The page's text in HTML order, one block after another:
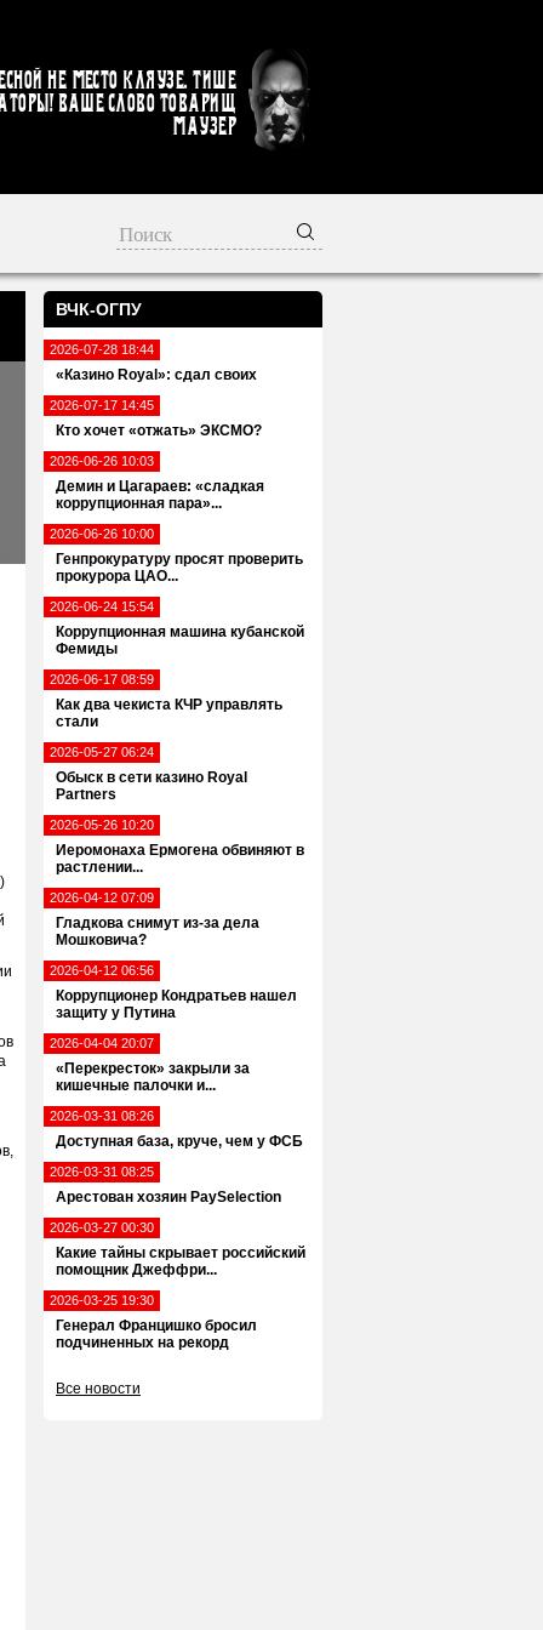
не место кляузе. Тише
Ваше слово товарищ
Маузер
ВЧК-ОГПУ
2026-07-28 18:44
«Казино Royal»: сдал своих
2026-07-17 14:45
Кто хочет «отжать» ЭКСМО?
2026-06-26 10:03
Демин и Цагараев: «сладкая
коррупционная пара»...
2026-06-26 10:00
Генпрокуратуру просят проверить
прокурора ЦАО...
2026-06-24 15:54
Коррупционная машина кубанской
Фемиды
2026-06-17 08:59
Как два чекиста КЧР управлять
стали
2026-05-27 06:24
Обыск в сети казино Royal
Partners
2026-05-26 10:20
Иеромонаха Ермогена обвиняют в
растлении...
2026-04-12 07:09
Гладкова снимут из-за дела
Мошковича?
2026-04-12 06:56
Коррупционер Кондратьев нашел
защиту у Путина
2026-04-04 20:07
«Перекресток» закрыли за
кишечные палочки и...
2026-03-31 08:26
Доступная база, круче, чем у ФСБ
2026-03-31 08:25
Арестован хозяин PaySelection
2026-03-27 00:30
Какие тайны скрывает российский
помощник Джеффри...
2026-03-25 19:30
Генерал Францишко бросил
подчиненных на рекорд
Все новости